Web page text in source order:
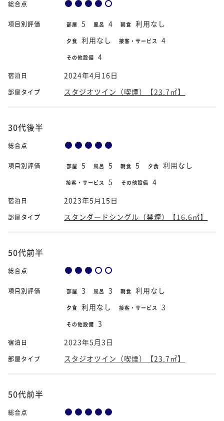
総合点
項目別評価 部屋 5 風呂 4 朝食 利用なし
夕食 利用なし 接客・サービス 4
その他設備 4
宿泊日 2024年4月16日
部屋タイプ スタジオツイン（喫煙）【23.7㎡】
30代後半
総合点
項目別評価 部屋 5 風呂 5 朝食 5 夕食 利用なし
接客・サービス 5 その他設備 4
宿泊日 2023年5月15日
部屋タイプ スタンダードシングル（禁煙）【16.6㎡】
50代前半
総合点
項目別評価 部屋 3 風呂 3 朝食 利用なし
夕食 利用なし 接客・サービス 3
その他設備 3
宿泊日 2023年5月3日
部屋タイプ スタジオツイン（喫煙）【23.7㎡】
50代前半
総合点